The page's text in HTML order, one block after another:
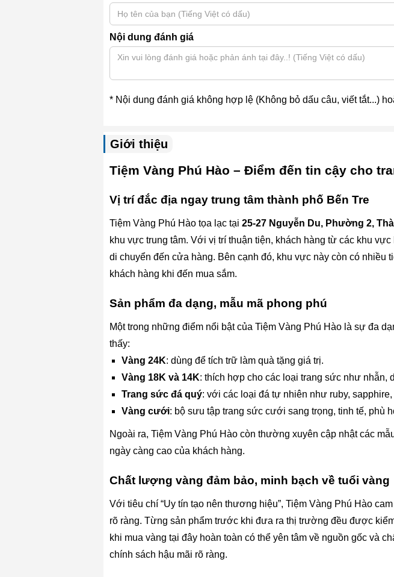
Nội dung đánh giá
* Nội dung đánh giá không hợp lệ (Không bỏ dấu câu, viết tắt...)
Giới thiệu
Tiệm Vàng Phú Hào – Điểm đến tin cậy cho
Vị trí đắc địa ngay trung tâm thành phố Bến Tre
Tiệm Vàng Phú Hào tọa lạc tại 25-27 Nguyễn Du, Phường 2,
khu vực trung tâm. Với vị trí thuận tiện, khách hàng từ các khu
di chuyển đến cửa hàng. Bên cạnh đó, khu vực này còn có
khách hàng khi đến mua sắm.
Sản phẩm đa dạng, mẫu mã phong phú
Một trong những điểm nổi bật của Tiệm Vàng Phú Hào là sự đa
thấy:
Vàng 24K: dùng để tích trữ làm quà tặng giá trị.
Vàng 18K và 14K: thích hợp cho các loại trang sức như nhẫn,
Trang sức đá quý: với các loại đá tự nhiên như ruby,
Vàng cưới: bộ sưu tập trang sức cưới sang trọng, tinh tế, phù
Ngoài ra, Tiệm Vàng Phú Hào còn thường xuyên cập nhật các
ngày càng cao của khách hàng.
Chất lượng vàng đảm bảo, minh bạch về tuổi vàng
Với tiêu chí “Uy tín tạo nên thương hiệu”, Tiệm Vàng Phú Hào
rõ ràng. Từng sản phẩm trước khi đưa ra thị trường đều được
khi mua vàng tại đây hoàn toàn có thể yên tâm về nguồn gốc và
chính sách hậu mãi rõ ràng.